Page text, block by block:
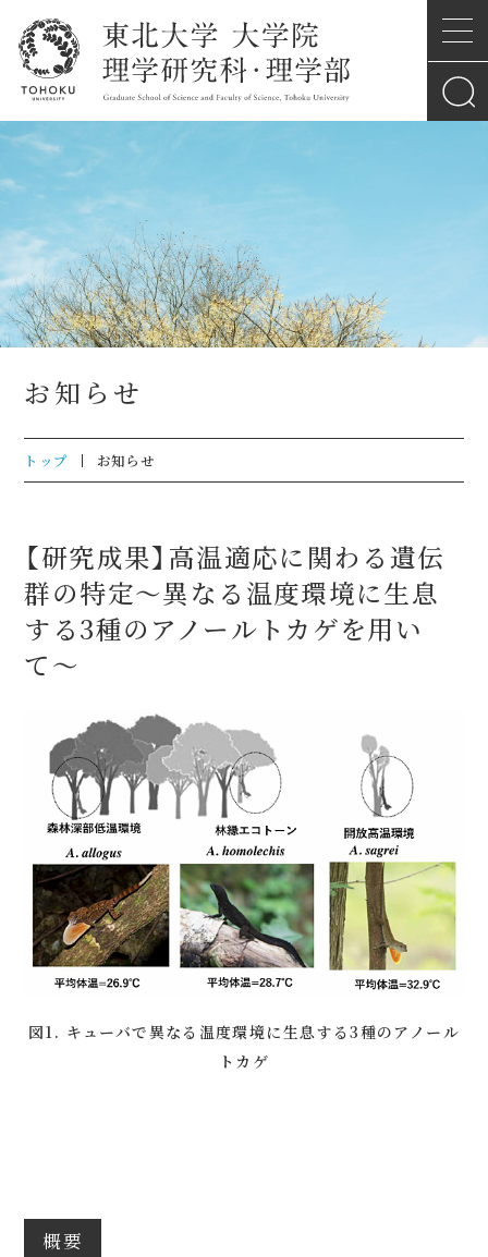
お知らせ
トップ お知らせ
【研究成果】高温適応に関わる遺伝
群の特定〜異なる温度環境に生息
する3種のアノールトカゲを用い
て〜
図1. キューバで異なる温度環境に生息する3種のアノール
トカゲ
概要